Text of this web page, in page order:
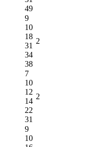
49
9
10
18
31
34
38
2
7
10
12
14
22
31
2
9
10